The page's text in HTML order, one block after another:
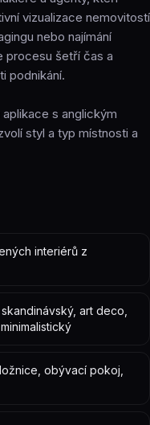
vizualizace nemovitostí
nebo najímání
procesu šetří čas a
podnikání.
s anglickým
styl a typ místnosti a
interiérů z
art deco,
obývací pokoj,